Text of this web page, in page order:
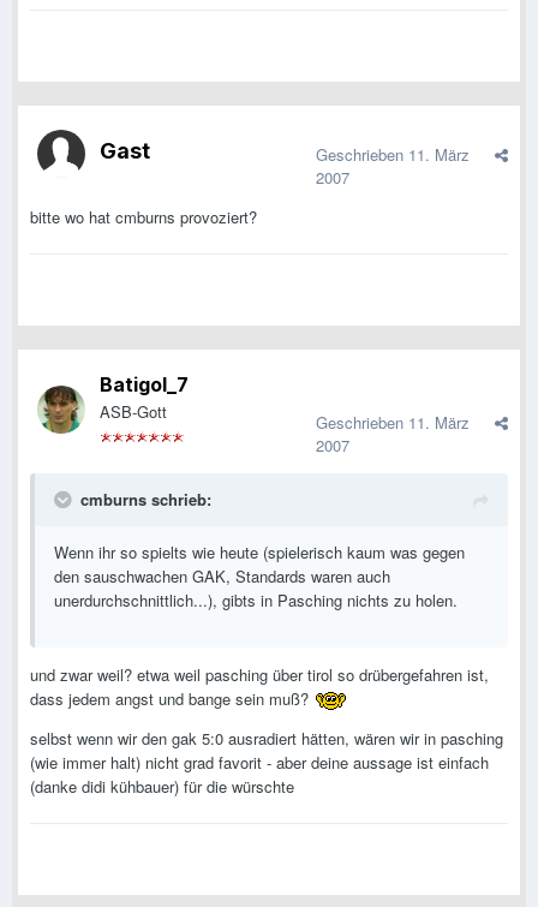
Gast Geschrieben 11. März
2007
bitte wo hat cmburns provoziert?
Batigol_7
ASB-Gott Geschrieben 11. März
2007
cmburns schrieb:
Wenn ihr so spielts wie heute (spielerisch kaum was gegen
den sauschwachen GAK, Standards waren auch
unerdurchschnittlich...), gibts in Pasching nichts zu holen.
und zwar weil? etwa weil pasching über tirol so drübergefahren ist,
dass jedem angst und bange sein muß?
selbst wenn wir den gak 5:0 ausradiert hätten, wären wir in pasching
(wie immer halt) nicht grad favorit - aber deine aussage ist einfach
(danke didi kühbauer) für die würschte